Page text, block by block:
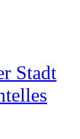
Stadt